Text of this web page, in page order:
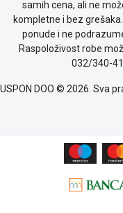
samih cena, ali ne
kompletne i bez
ponude i ne
Raspoloživost robe
032/340-
USPON DOO © 2026. Sva